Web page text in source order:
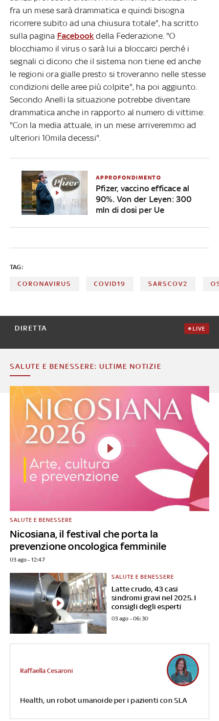
fra un mese sarà drammatica e quindi bisogna
ricorrere subito ad una chiusura totale", ha scritto
sulla pagina Facebook della Federazione. "O
blocchiamo il virus o sarà lui a bloccarci perché i
segnali ci dicono che il sistema non tiene ed anche
le regioni ora gialle presto si troveranno nelle stesse
condizioni delle aree più colpite", ha poi aggiunto.
Secondo Anelli la situazione potrebbe diventare
drammatica anche in rapporto al numero di vittime:
"Con la media attuale, in un mese arriveremmo ad
ulteriori 10mila decessi".
APPROFONDIMENTO
Pfizer, vaccino efficace al
90%. Von der Leyen: 300
mln di dosi per Ue
TAG:
CORONAVIRUS COVID19 SARSCOV2
DIRETTA LIVE
SALUTE E BENESSERE: ULTIME NOTIZIE
Nicosiana, il festival che porta la
prevenzione oncologica femminile
SALUTE E BENESSERE
03 ago - 12:47
Latte crudo, 43 casi
sindromi gravi nel 2025. I
consigli degli esperti
SALUTE E BENESSERE
03 ago - 06:30
Health, un robot umanoide per i pazienti con SLA
Raffaella Cesaroni